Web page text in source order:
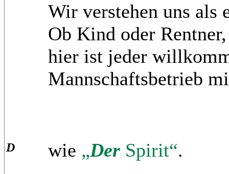
Wir verstehen uns als
Ob Kind oder
hier ist jeder
Mannschaftsbetrieb
D wie „Der Spirit“.